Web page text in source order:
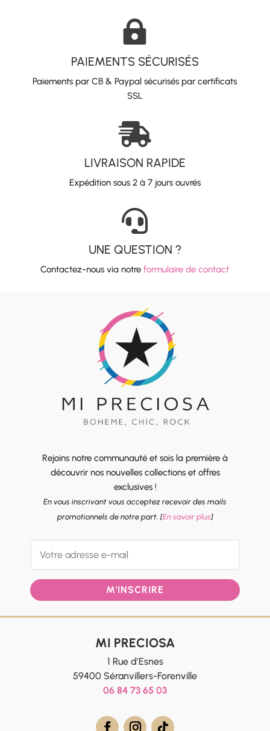

PAIEMENTS SÉCURISÉS
Paiements par CB & Paypal sécurisés par certificats
SSL

LIVRAISON RAPIDE
Expédition sous 2 à 7 jours ouvrés

UNE QUESTION ?
Contactez-nous via notreformulaire de contact
Rejoins notre communauté et sois la première à
découvrir nos nouvelles collections et offres
exclusives !
En vous inscrivant vous acceptez recevoir des mails
promotionnels de notre part. [En savoir plus]
M'INSCRIRE
MI PRECIOSA
1 Rue d’Esnes
59400 Séranvillers-Forenville
06 84 73 65 03